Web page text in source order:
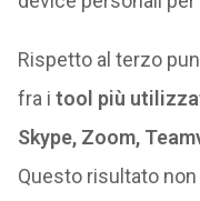
Rispetto al terzo
fra i tool più
Skype, Zoom,
Questo risultato